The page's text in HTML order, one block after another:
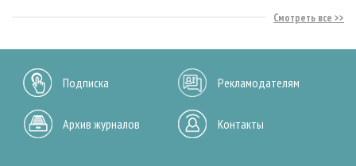
Смотреть все
Подписка Рекламодателям
Архив журналов Контакты